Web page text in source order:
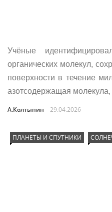
Учёные
органических молекул,
поверхности в течение
азотсодержащая молекула,
А.Колтыпин 29.04.2026
ПЛАНЕТЫ И СПУТНИКИ